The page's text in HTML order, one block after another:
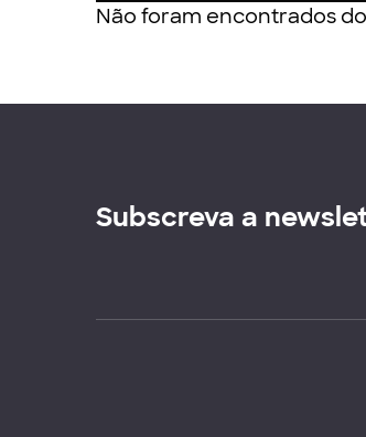
Não foram encontrados
Subscreva a